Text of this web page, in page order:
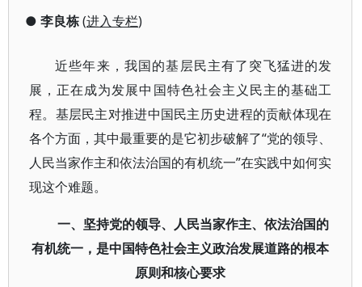
● 李良栋(进入专栏)
近些年来，我国的基层民主有了突飞猛进的发
展，正在成为发展中国特色社会主义民主的基础工
程。基层民主对推进中国民主历史进程的贡献体现在
各个方面，其中最重要的是它初步破解了“党的领导、
人民当家作主和依法治国的有机统一”在实践中如何实
现这个难题。
一、坚持党的领导、人民当家作主、依法治国的
有机统一，是中国特色社会主义政治发展道路的根本
原则和核心要求